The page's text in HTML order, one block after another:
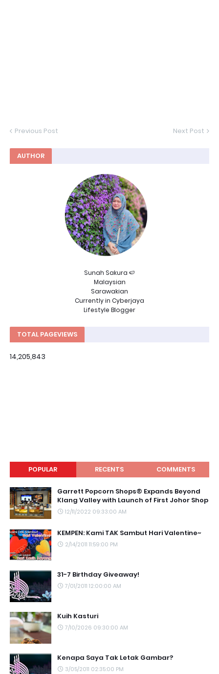
Previous Post Next Post
AUTHOR
Sunah Sakura 🍉
Malaysian
Sarawakian
Currently in Cyberjaya
Lifestyle Blogger
TOTAL PAGEVIEWS
14,205,843
POPULAR RECENTS COMMENTS
Garrett Popcorn Shops® Expands Beyond
Klang Valley with Launch of First Johor Shop
12/11/2022 09:33:00 AM
KEMPEN: Kami TAK Sambut Hari Valentine~
2/14/2011 11:59:00 PM
31-7 Birthday Giveaway!
7/01/2011 12:00:00 AM
Kuih Kasturi
7/10/2026 09:30:00 AM
Kenapa Saya Tak Letak Gambar?
3/05/2011 02:35:00 PM